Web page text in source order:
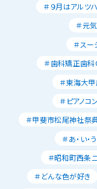
＃９月はアルツ
＃元
＃スー
＃歯科矯正歯科
＃東海大
＃ピアノコ
＃甲斐市松尾神社祭
＃あ・い・
＃昭和町西条
＃どんな色が好き